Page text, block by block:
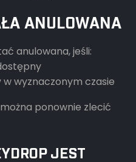
ANULOWANA
anulowana, jeśli:
wyznaczonym czasie
ponownie zlecić
JEST